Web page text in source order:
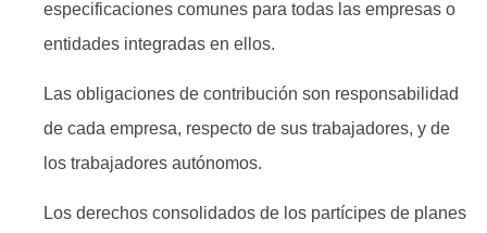
especificaciones comunes para todas las empresas o
entidades integradas en ellos.
Las obligaciones de contribución son responsabilidad
de cada empresa, respecto de sus trabajadores, y de
los trabajadores autónomos.
Los derechos consolidados de los partícipes de planes